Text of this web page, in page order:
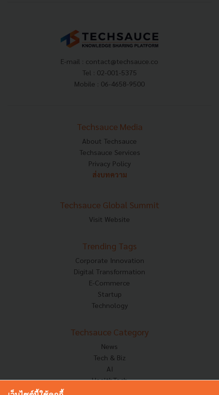
E-mail : contact@techsauce.co
Tel : 02-001-5375
Mobile : 06-4658-9500
Techsauce Media
About Techsauce
Techsauce Services
Privacy Policy
ส่งบทความ
Techsauce Global Summit
Visit Website
Trending Tags
Corporate Innovation
Digital Transformation
E-Commerce
Startup
Technology
Techsauce Category
News
Tech & Biz
AI
HealthTech